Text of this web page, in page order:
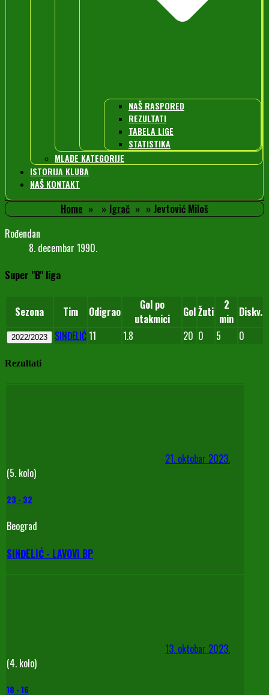
NAŠ RASPORED
REZULTATI
TABELA LIGE
STATISTIKA
MLAĐE KATEGORIJE
ISTORIJA KLUBA
NAŠ KONTAKT
Home Igrač
Jevtović Miloš
Rođendan
8. decembar 1990.
Super "B" liga
Sezona Tim Odigrao
Gol po
utakmici
GolŽuti
2
min Diskv.
2022/2023 SINĐELIĆ11 1.8 20 0 5 0
Rezultati
21. oktobar 2023.
(5. kolo)
23 - 32
Beograd
SINĐELIĆ - LAVOVI BP
13. oktobar 2023.
(4. kolo)
18 - 16